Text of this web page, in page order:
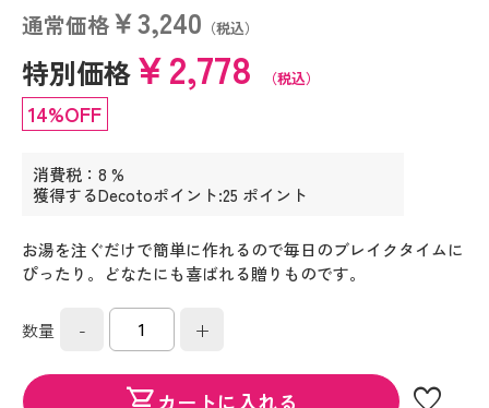
通常価格￥3,240 （税込）
特別価格￥2,778 （税込）
14%OFF
消費税：8 %
獲得するDecotoポイント:25 ポイント
お湯を注ぐだけで簡単に作れるので毎日のブレイクタイムに
ぴったり。どなたにも喜ばれる贈りものです。
数量 - +
カートに入れる favorite